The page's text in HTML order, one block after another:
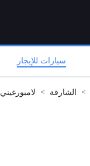
سيارات للإيجار
الشارقة لامبورغيني